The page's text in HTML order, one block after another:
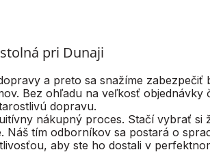
pri Dunaji
a preto sa snažíme zabezpečiť
Bez ohľadu na veľkosť objednávky
dopravu.
nákupný proces. Stačí vybrať si
tím odborníkov sa postará o
aby ste ho dostali v